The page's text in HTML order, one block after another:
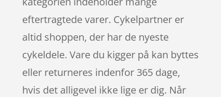
eftertragtede varer. Cykelpartner er
altid shoppen, der har de nyeste
cykeldele. Vare du kigger på kan byttes
eller returneres indenfor 365 dage,
hvis det alligevel ikke lige er dig. Når